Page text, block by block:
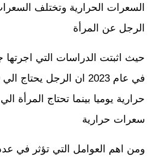
السعرات الحرارية وتختلف
الرجل عن المرأة
حيث اثبتت الدراسات التي اجرتها
سعرات حرارية
ومن اهم العوامل التي تؤثر في